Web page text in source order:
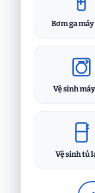
Bơm ga
Vệ sinh
Vệ sinh tủ